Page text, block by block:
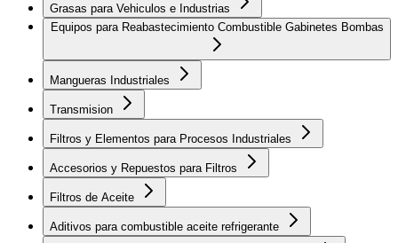
Grasas para Vehiculos e Industrias
Equipos para Reabastecimiento Combustible Gabinetes Bombas
Mangueras Industriales
Transmision
Filtros y Elementos para Procesos Industriales
Accesorios y Repuestos para Filtros
Filtros de Aceite
Aditivos para combustible aceite refrigerante